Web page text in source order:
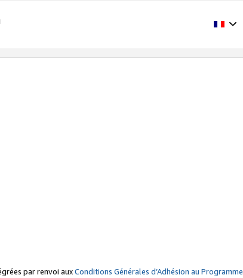
par renvoi auxConditions Générales d’Adhésion au Programme